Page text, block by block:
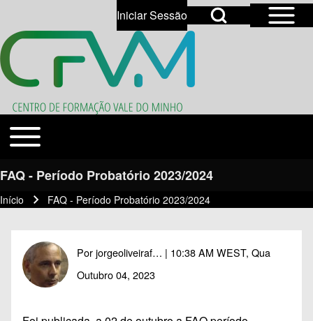
Close search
Search
Open Sidebar
Open Search Block
User account menu
Iniciar SessãoOpen login dialog
Temas
Toggle main menu
FAQ - Período Probatório 2023/2024
Navegação estrutural
Início FAQ - Período Probatório 2023/2024
Porjorgeoliveiraf… | 10:38 AM WEST, Qua
Outubro 04, 2023